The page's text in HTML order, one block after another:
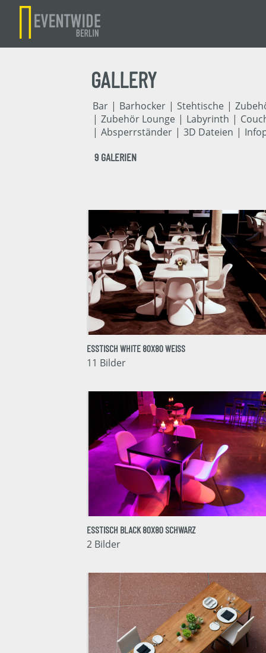
GALLERY
Bar Barhocker Stehtische
Zubehör Lounge
Labyrinth
Absperrständer
3D Dateien
9 GALERIEN
ESSTISCH WHITE 80X80 WEISS
11 Bilder
ESSTISCH BLACK 80X80 SCHWARZ
2 Bilder